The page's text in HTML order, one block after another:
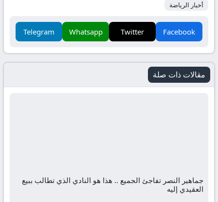
أخبار الرياضة
Facebook
Twitter
Whatsapp
Telegram
مقالات ذات صلة
جماهير النصر تفاجئ الجميع .. هذا هو النادي الذي تطالب ببيع
العقيدي إليه